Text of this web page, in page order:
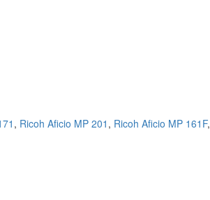
, Ricoh Aficio MP 201 , Ricoh Aficio MP 161F,